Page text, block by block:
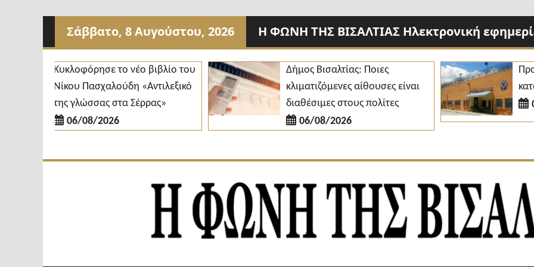
Προχωρήστε
Σάββατο, 8 Αυγούστου, 2026 Η ΦΩΝΗ ΤΗΣ ΒΙΣΑΛΤΙΑΣ Ηλεκτρονική
Κυκλοφόρησε το νέο βιβλίο του
Νίκου Πασχαλούδη «Αντιλεξικό
της γλώσσας στα Σέρρας»
06/08/2026
Δήμος Βισαλτίας: Ποιες
κλιματιζόμενες αίθουσες είναι
διαθέσιμες στους πολίτες
06/08/2026
06/